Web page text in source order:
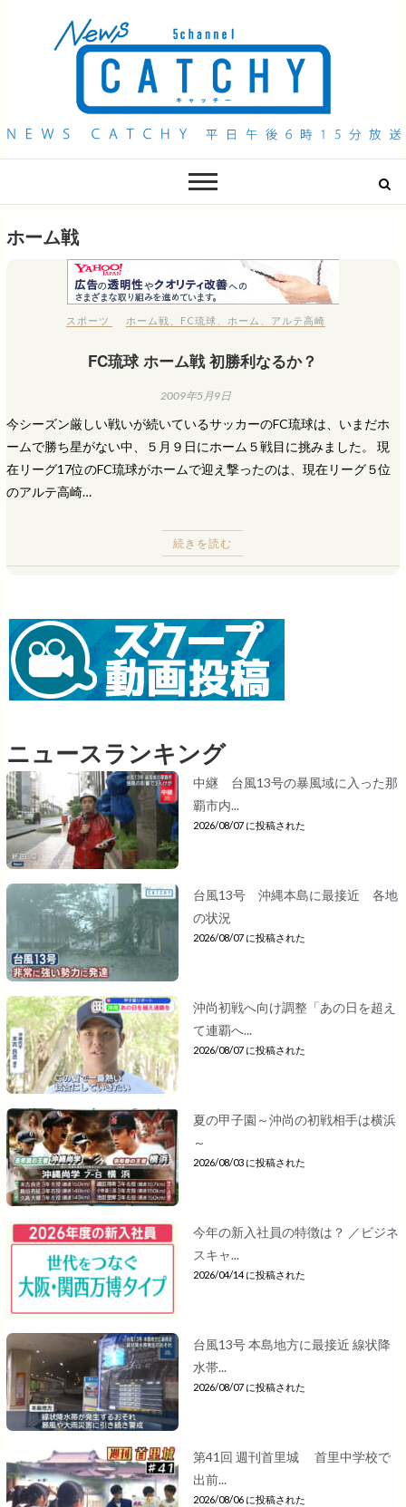
QAB NEWS Headline
ホーム戦
スポーツ ホーム戦 FC琉球 ホーム アルテ高崎
FC琉球 ホーム戦 初勝利なるか？
2009年5月9日
今シーズン厳しい戦いが続いているサッカーのFC琉球は、いまだホ
ームで勝ち星がない中、５月９日にホーム５戦目に挑みました。 現
在リーグ17位のFC琉球がホームで迎え撃ったのは、現在リーグ５位
のアルテ高崎…
続きを読む
ニュースランキング
中継 台風13号の暴風域に入った那
覇市内...
2026/08/07 に投稿された
台風13号 沖縄本島に最接近 各地
の状況
2026/08/07 に投稿された
沖尚初戦へ向け調整「あの日を超え
て連覇へ...
2026/08/07 に投稿された
夏の甲子園～沖尚の初戦相手は横浜
～
2026/08/03 に投稿された
今年の新入社員の特徴は？ ／ビジネ
スキャ...
2026/04/14 に投稿された
台風13号 本島地方に最接近 線状降
水帯...
2026/08/07 に投稿された
第41回 週刊首里城 首里中学校で
出前...
2026/08/06 に投稿された